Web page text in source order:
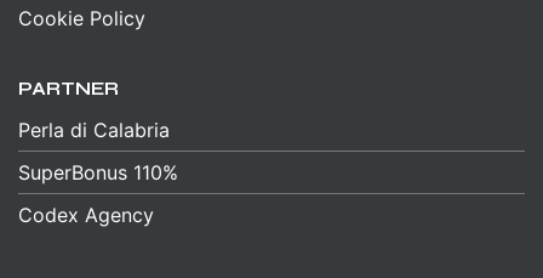
Cookie Policy
PARTNER
Perla di Calabria
SuperBonus 110%
Codex Agency